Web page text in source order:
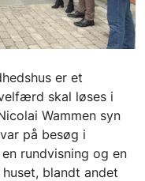
er et
skal løses i
Wammen syn
på besøg i
rundvisning og en
blandt andet